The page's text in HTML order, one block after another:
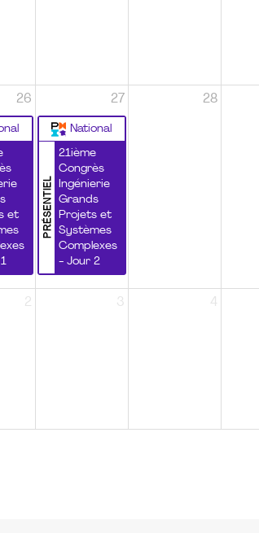
26
et
27
National
PRÉSENTIEL
21ième
Congrès
Ingénierie
Grands
Projets et
Systèmes
Complexes
- Jour 2
28
2 3 4